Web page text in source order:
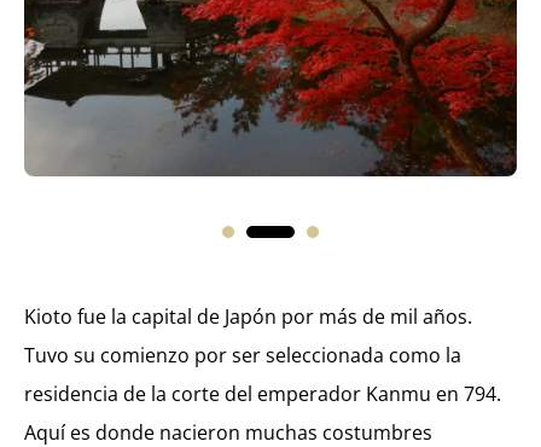
Kioto fue la capital de Japón por más de mil años.
Tuvo su comienzo por ser seleccionada como la
residencia de la corte del emperador Kanmu en 794.
Aquí es donde nacieron muchas costumbres